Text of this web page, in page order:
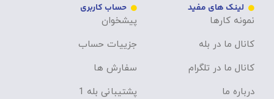
لینک های مفید
نمونه کارها
کانال ما در بله
کانال ما در تلگرام
درباره ما
حساب کاربری
پیشخوان
جزییات حساب
سفارش ها
پشتیبانی بله 1